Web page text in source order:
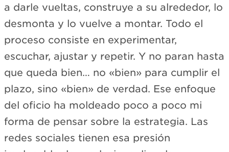
a darle vueltas, construye a su alrededor, lo
desmonta y lo vuelve a montar. Todo el
proceso consiste en experimentar,
escuchar, ajustar y repetir. Y no paran hasta
que queda bien… no «bien» para cumplir el
plazo, sino «bien» de verdad. Ese enfoque
del oficio ha moldeado poco a poco mi
forma de pensar sobre la estrategia. Las
redes sociales tienen esa presión